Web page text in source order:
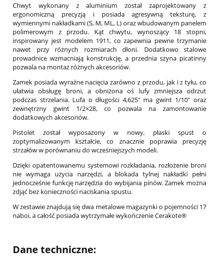
Chwyt wykonany z aluminium został zaprojektowany z
ergonomiczną precyzją i posiada agresywną teksturę, z
wymiennymi nakładkami (S, M, ML, L) oraz wbudowanym panelem
polimerowym z przodu. Kąt chwytu, wynoszący 18 stopni,
inspirowany jest modelem 1911, co zapewnia pewne trzymanie
nawet przy różnych rozmiarach dłoni. Dodatkowo stalowe
prowadnice wzmacniają konstrukcję, a przednia szyna picatinny
pozwala na montaż różnych akcesoriów.
Zamek posiada wyraźne nacięcia zarówno z przodu, jak i z tyłu, co
ułatwia obsługę broni, a obniżona oś lufy zmniejsza odrzut
podczas strzelania. Lufa o długości 4,625" ma gwint 1/10" oraz
zewnętrzny gwint 1/2×28, co pozwala na zamontowanie
dodatkowych akcesoriów.
Pistolet został wyposażony w nowy, płaski spust o
zoptymalizowanym kształcie, co znacznie poprawia precyzję
strzałów w porównaniu do wcześniejszych modeli.
Dzięki opatentowanemu systemowi rozkładania, rozłożenie broni
nie wymaga użycia narzędzi, a blokada tylnej nakładki pełni
jednocześnie funkcję narzędzia do wybijania pinów. Zamek można
zdjąć bez konieczności naciskania spustu.
W zestawie znajdują się dwa metalowe magazynki o pojemności 17
naboi, a całość posiada wytrzymałe wykończenie Cerakote®
Dane techniczne: